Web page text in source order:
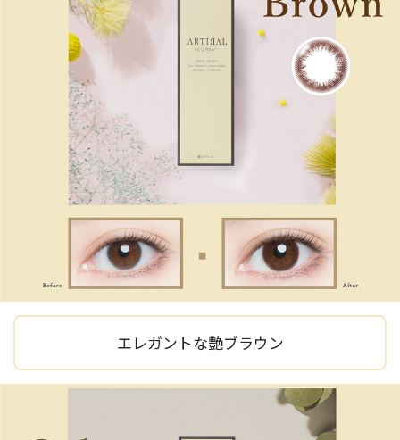
エレガントな艶ブラウン